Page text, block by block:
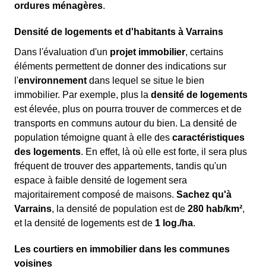
ordures ménagères.
Densité de logements et d'habitants à Varrains
Dans l'évaluation d'un projet immobilier, certains
éléments permettent de donner des indications sur
l'environnement dans lequel se situe le bien
immobilier. Par exemple, plus la densité de logements
est élevée, plus on pourra trouver de commerces et de
transports en communs autour du bien. La densité de
population témoigne quant à elle des caractéristiques
des logements. En effet, là où elle est forte, il sera plus
fréquent de trouver des appartements, tandis qu'un
espace à faible densité de logement sera
majoritairement composé de maisons. Sachez qu'à
Varrains, la densité de population est de 280 hab/km²,
et la densité de logements est de 1 log./ha.
Les courtiers en immobilier dans les communes
voisines